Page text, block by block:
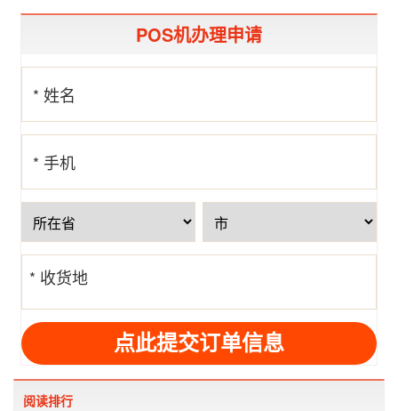
POS机办理申请
* 姓名
* 手机
号
* 收货地
址
阅读排行